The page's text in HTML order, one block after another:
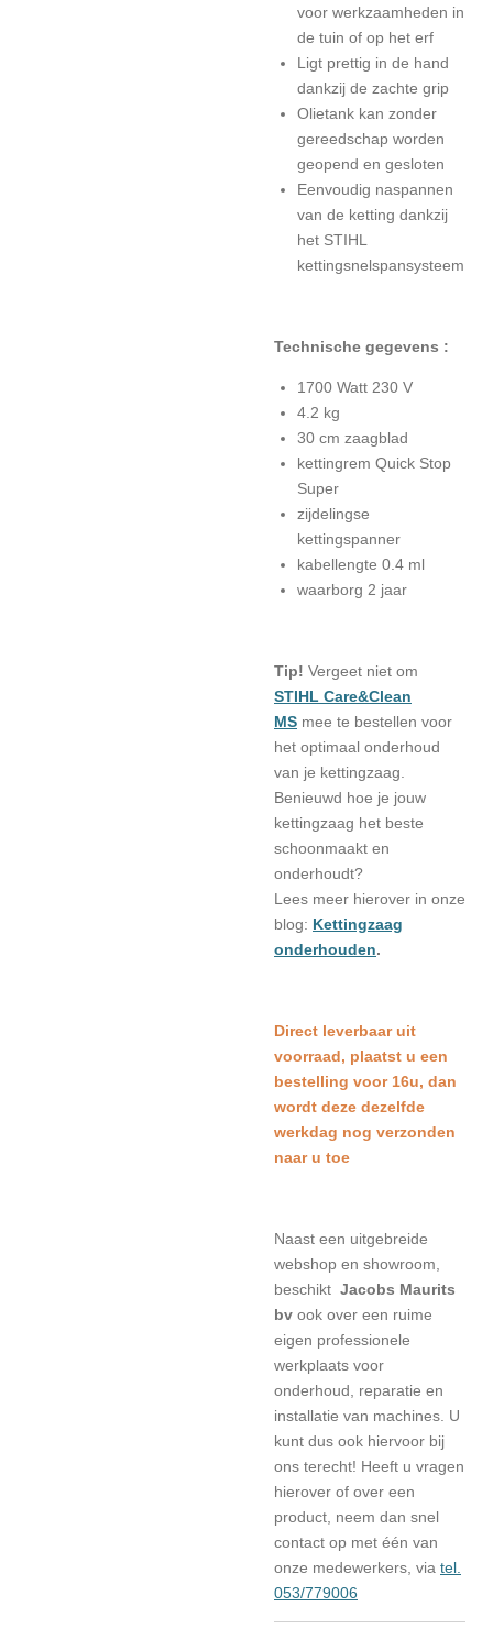
voor werkzaamheden in
de tuin of op het erf
Ligt prettig in de hand
dankzij de zachte grip
Olietank kan zonder
gereedschap worden
geopend en gesloten
Eenvoudig naspannen
van de ketting dankzij
het STIHL
kettingsnelspansysteem
Technische gegevens :
1700 Watt 230 V
4.2 kg
30 cm zaagblad
kettingrem Quick Stop
Super
zijdelingse
kettingspanner
kabellengte 0.4 ml
waarborg 2 jaar
Tip! Vergeet niet om
STIHL Care&Clean
MS mee te bestellen voor
het optimaal onderhoud
van je kettingzaag.
Benieuwd hoe je jouw
kettingzaag het beste
schoonmaakt en
onderhoudt?
Lees meer hierover in onze
blog: Kettingzaag
onderhouden.
Direct leverbaar uit
voorraad, plaatst u een
bestelling voor 16u, dan
wordt deze dezelfde
werkdag nog verzonden
naar u toe
Naast een uitgebreide
webshop en showroom,
beschikt Jacobs Maurits
bv ook over een ruime
eigen professionele
werkplaats voor
onderhoud, reparatie en
installatie van machines. U
kunt dus ook hiervoor bij
ons terecht! Heeft u vragen
hierover of over een
product, neem dan snel
contact op met één van
onze medewerkers, via tel.
053/779006